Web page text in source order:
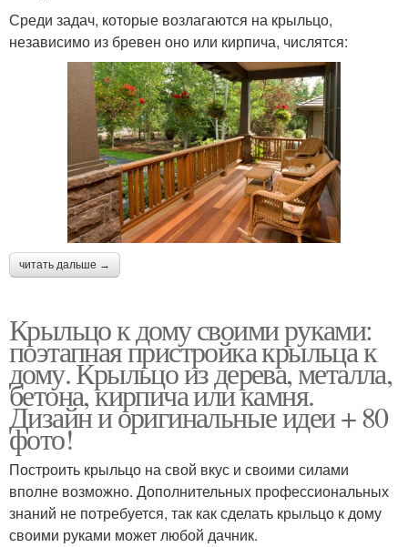
Среди задач, которые возлагаются на крыльцо,
независимо из бревен оно или кирпича, числятся:
читать дальше →
Крыльцо к дому своими руками:
поэтапная пристройка крыльца к
дому. Крыльцо из дерева, металла,
бетона, кирпича или камня.
Дизайн и оригинальные идеи + 80
фото!
Построить крыльцо на свой вкус и своими силами
вполне возможно. Дополнительных профессиональных
знаний не потребуется, так как сделать крыльцо к дому
своими руками может любой дачник.